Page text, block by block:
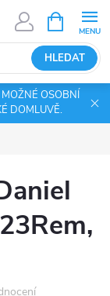
HLEDAT
NÁKUPNÍ
KOŠÍK
OSOBNÍ
DOMLUVĚ.